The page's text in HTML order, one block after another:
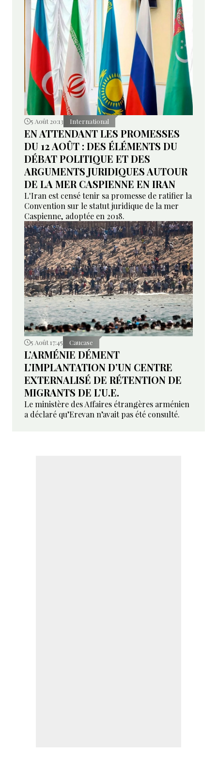
5 Août 20:13 International
EN ATTENDANT LES PROMESSES
DU 12 AOÛT : DES ÉLÉMENTS DU
DÉBAT POLITIQUE ET DES
ARGUMENTS JURIDIQUES AUTOUR
DE LA MER CASPIENNE EN IRAN
L'Iran est censé tenir sa promesse de ratifier la
Convention sur le statut juridique de la mer
Caspienne, adoptée en 2018.
5 Août 17:45 Caucase
L’ARMÉNIE DÉMENT
L’IMPLANTATION D’UN CENTRE
EXTERNALISÉ DE RÉTENTION DE
MIGRANTS DE L’U.E.
Le ministère des Affaires étrangères arménien
a déclaré qu’Erevan n’avait pas été consulté.